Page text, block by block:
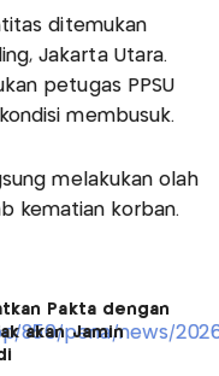
ditemukan
Jakarta Utara.
petugas PPSU
membusuk.
melakukan olah
kematian korban.
Pakta dengan
akan Jamin